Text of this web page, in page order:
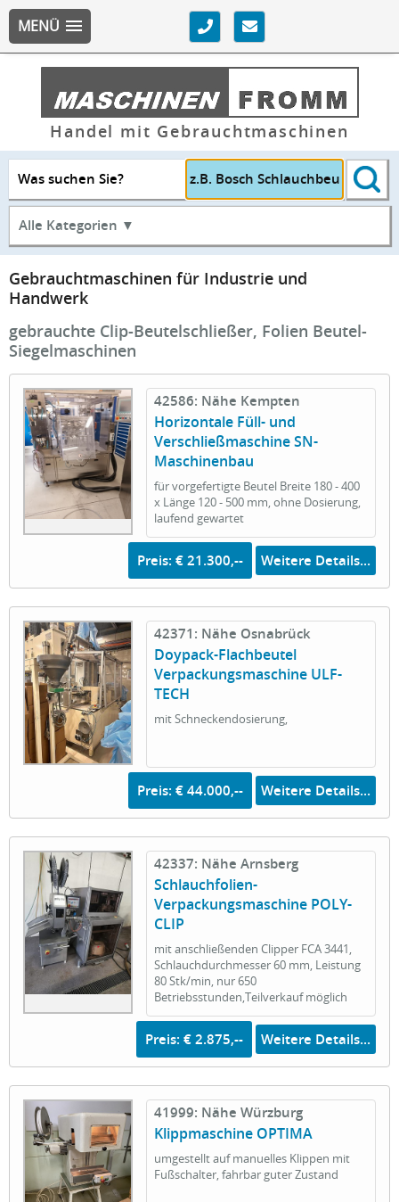
MENÜ
Handel mit Gebrauchtmaschinen
Was suchen Sie?
Alle Kategorien ▼
Gebrauchtmaschinen für Industrie und
Handwerk
gebrauchte Clip-Beutelschließer, Folien Beutel-
Siegelmaschinen
42586: Nähe Kempten
Horizontale Füll- und
Verschließmaschine SN-
Maschinenbau
für vorgefertigte Beutel Breite 180 - 400
x Länge 120 - 500 mm, ohne Dosierung,
laufend gewartet
Preis: € 21.300,-- Weitere Details...
42371: Nähe Osnabrück
Doypack-Flachbeutel
Verpackungsmaschine ULF-
TECH
mit Schneckendosierung,
Preis: € 44.000,-- Weitere Details...
42337: Nähe Arnsberg
Schlauchfolien-
Verpackungsmaschine POLY-
CLIP
mit anschließenden Clipper FCA 3441,
Schlauchdurchmesser 60 mm, Leistung
80 Stk/min, nur 650
Betriebsstunden,Teilverkauf möglich
Preis: € 2.875,-- Weitere Details...
41999: Nähe Würzburg
Klippmaschine OPTIMA
umgestellt auf manuelles Klippen mit
Fußschalter, fahrbar guter Zustand